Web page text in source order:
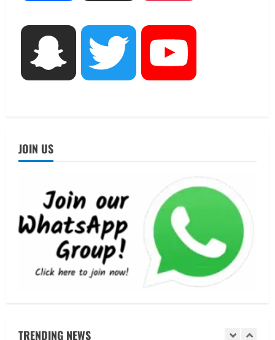
Snapchat Twitter
JOIN US
TRENDING NEWS
August 5, 2026
STATES NEWS
महाराज की राजस्थान के मुख्यमंत्री से
शिष्टाचार भेंट पर्यटन और सांस्कृतिक
जीडीपी का 4.3% के बराबर
5
UTTARAKHAND NEWS
अल्पसंख्यक समाज के उत्थान के लिए सरकार
पूरी तरह प्रतिबद्ध, योजनाओं का लाभ बिना
किसी भेदभाव के अंतिम व्यक्ति तक पहुंचेगा:
मुख्यमंत्री धामी
August 2, 2026
UTTARAKHAND NEWS